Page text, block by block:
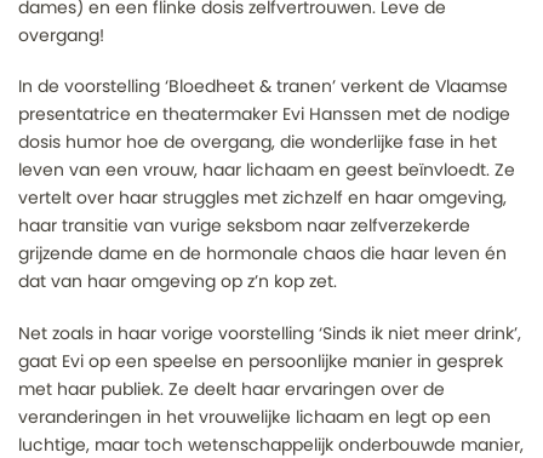
dames) en een flinke dosis zelfvertrouwen. Leve de
overgang!
In de voorstelling ‘Bloedheet & tranen’ verkent de Vlaamse
presentatrice en theatermaker Evi Hanssen met de nodige
dosis humor hoe de overgang, die wonderlijke fase in het
leven van een vrouw, haar lichaam en geest beïnvloedt. Ze
vertelt over haar struggles met zichzelf en haar omgeving,
haar transitie van vurige seksbom naar zelfverzekerde
grijzende dame en de hormonale chaos die haar leven én
dat van haar omgeving op z’n kop zet.
Net zoals in haar vorige voorstelling ‘Sinds ik niet meer drink’,
gaat Evi op een speelse en persoonlijke manier in gesprek
met haar publiek. Ze deelt haar ervaringen over de
veranderingen in het vrouwelijke lichaam en legt op een
luchtige, maar toch wetenschappelijk onderbouwde manier,